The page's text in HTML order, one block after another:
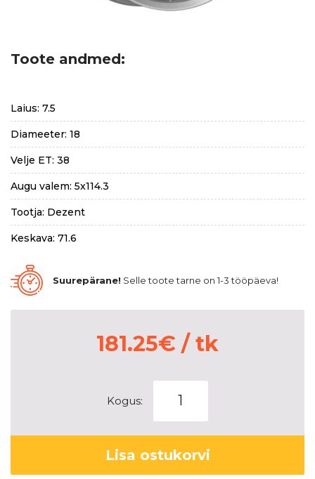
Toote andmed:
Laius: 7.5
Diameeter: 18
Velje ET: 38
Augu valem: 5x114.3
Tootja: Dezent
Keskava: 71.6
Suurepärane! Selle toote tarne on 1-3 tööpäeva!
181.25€ / tk
Kogus:
Silver
7,5x18
5x114.3
ET38
Lisa ostukorvi